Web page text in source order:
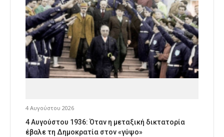
4 Αυγούστου 2026
4 Αυγούστου 1936: Όταν η μεταξική δικτατορία
έβαλε τη Δημοκρατία στον «γύψο»